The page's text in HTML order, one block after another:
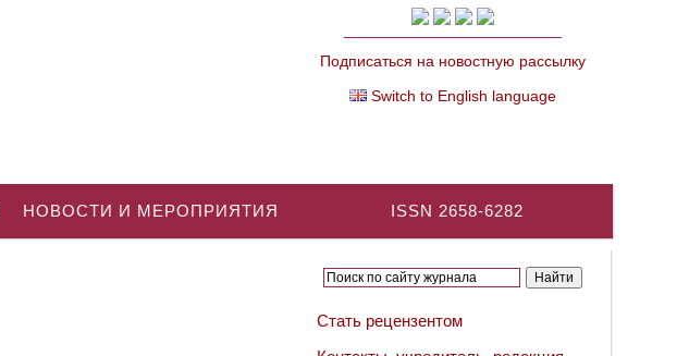
Подписаться на новостную рассылку
Switch to English language
ISSN 2658-6282
НОВОСТИ И МЕРОПРИЯТИЯ
Стать рецензентом